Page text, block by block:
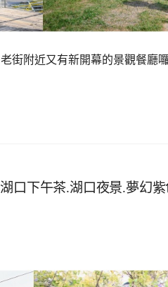
街附近又有新開幕的景觀餐
口下午茶.湖口夜景.夢幻